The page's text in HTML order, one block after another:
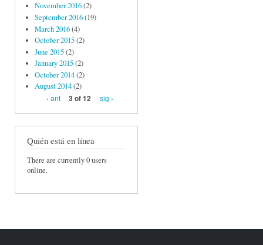
November 2016(2)
September 2016(19)
March 2016(4)
October 2015(2)
June 2015(2)
January 2015(2)
October 2014(2)
August 2014(2)
‹ ant
3 of 12 sig ›
Quién está en línea
There are currently 0 users
online.